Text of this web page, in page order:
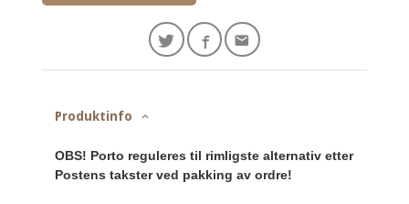
Produktinfo
OBS! Porto reguleres til rimligste alternativ etter
Postens takster ved pakking av ordre!